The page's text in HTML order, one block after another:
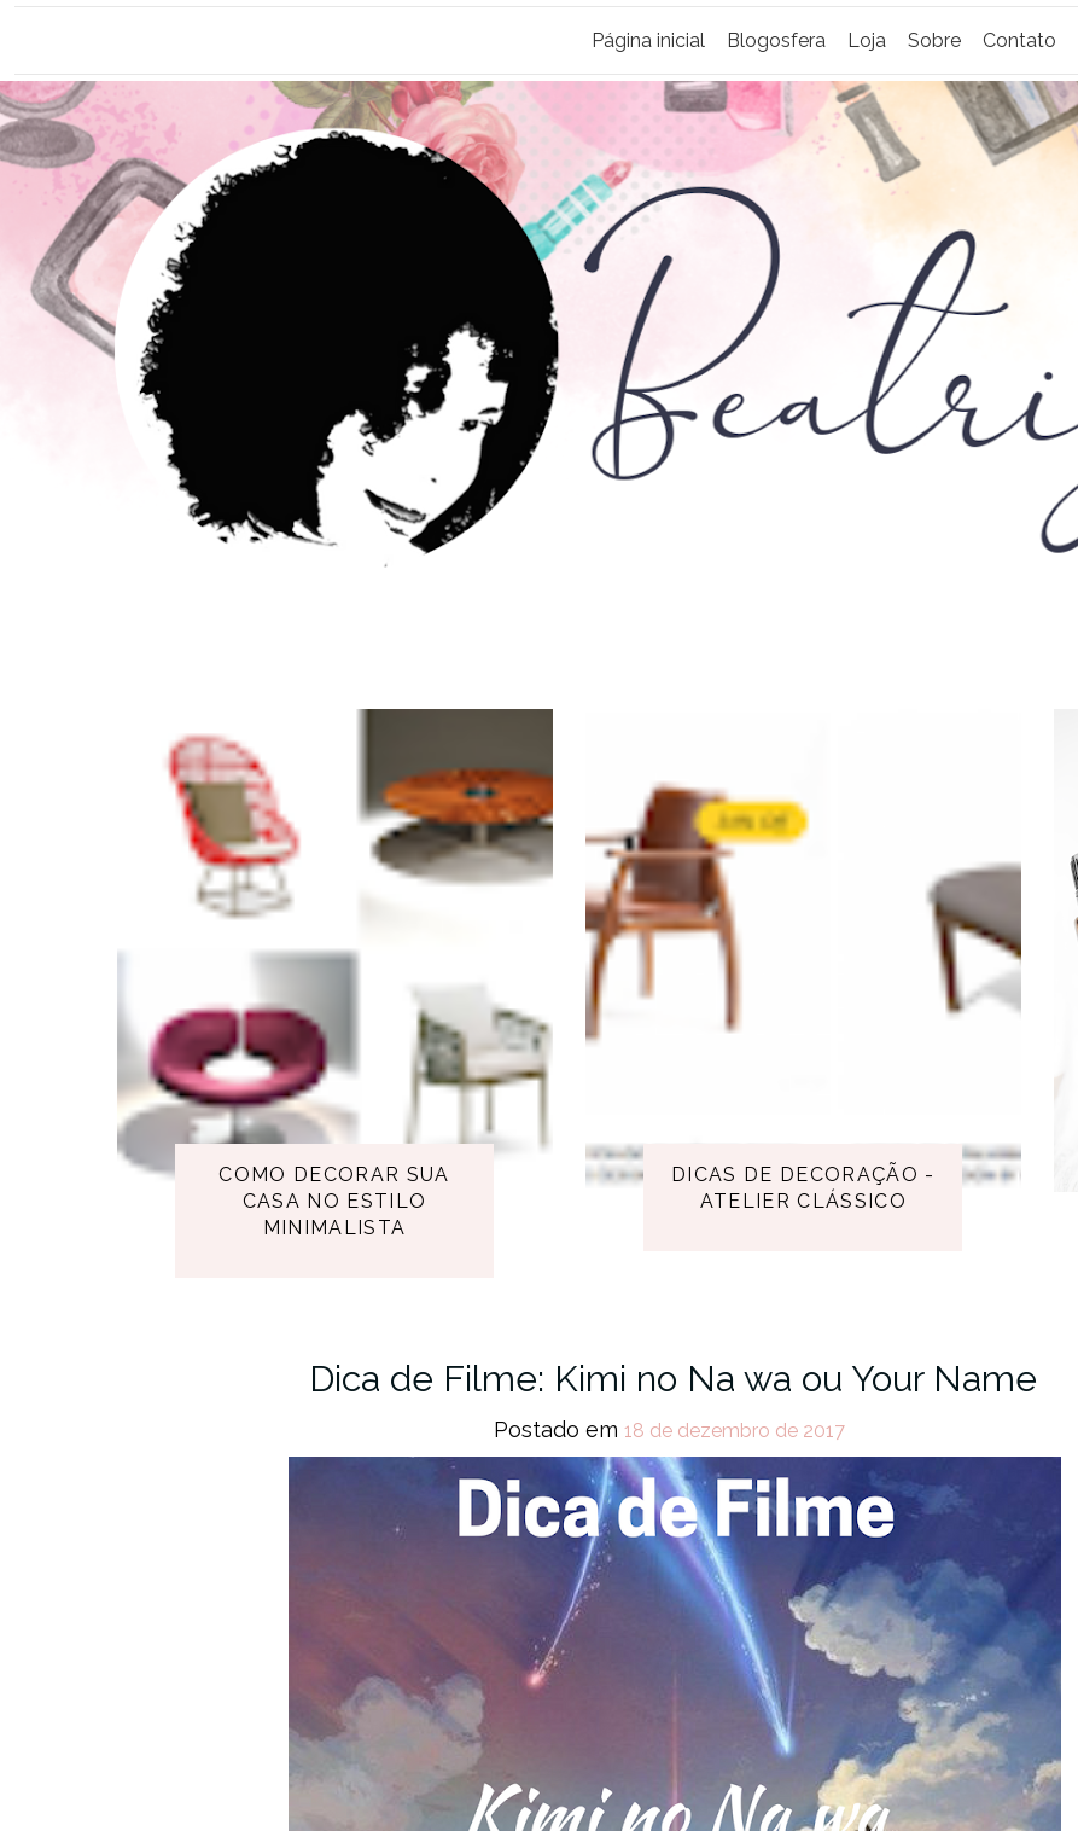
Página inicial Blogosfera Loja Sobre Contato
COMO DECORAR SUA
CASA NO ESTILO
MINIMALISTA
DICAS DE DECORAÇÃO -
ATELIER CLÁSSICO
Dica de Filme: Kimi no Na wa ou Your Name
Postado em 18 de dezembro de 2017